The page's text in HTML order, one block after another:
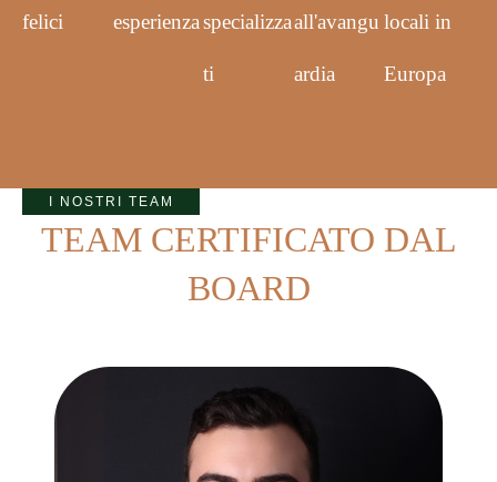
felici esperienzaspecializza
ti
all'avangu
ardia
locali in
Europa
I NOSTRI TEAM
TEAM CERTIFICATO DAL
BOARD